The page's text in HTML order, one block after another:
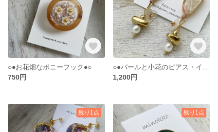
○●お花畑なポニーフック●○
750円
1,200円
残り1点 残り1点